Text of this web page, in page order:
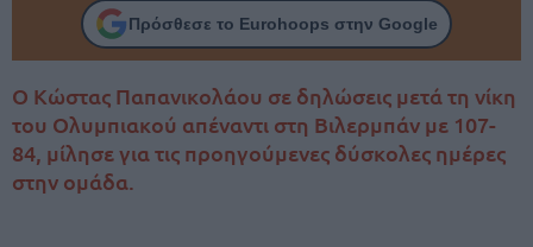
Πρόσθεσε το Eurohoops στην Google
Ο Κώστας Παπανικολάου σε δηλώσεις μετά τη νίκη
του Ολυμπιακού απέναντι στη Βιλερμπάν με 107-
84, μίλησε για τις προηγούμενες δύσκολες ημέρες
στην ομάδα.